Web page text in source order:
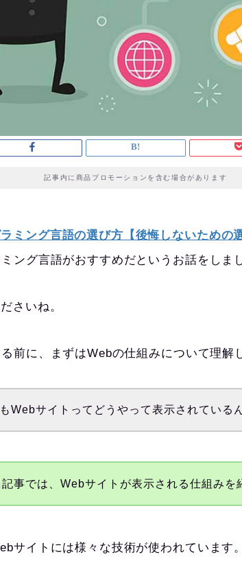
記事内に商品プロモーションを含む場合があります
ミング言語の選び方【後悔しないための
ング言語がおすすめだというお話をしま
さいね。
前に、まずはWebの仕組みについて理解
Webサイトってどうやって表示されている
記事では、Webサイトが表示される仕組みを
サイトには様々な技術が使われています。